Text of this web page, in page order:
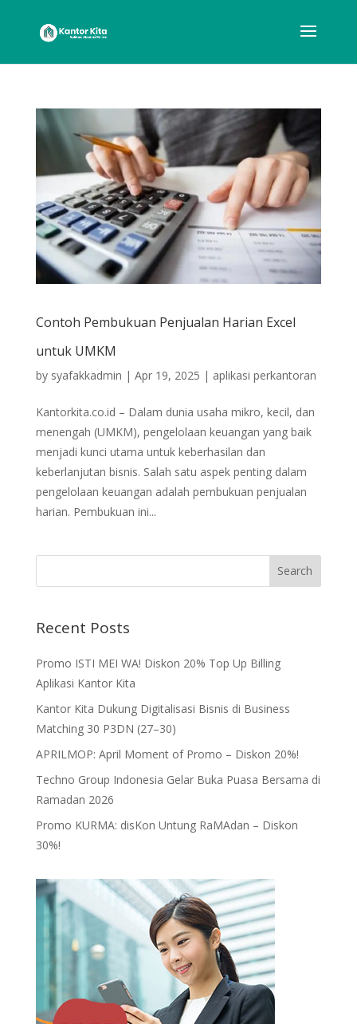
Contoh Pembukuan Penjualan Harian Excel
untuk UMKM
by syafakkadmin | Apr 19, 2025 | aplikasi perkantoran
Kantorkita.co.id – Dalam dunia usaha mikro, kecil, dan
menengah (UMKM), pengelolaan keuangan yang baik
menjadi kunci utama untuk keberhasilan dan
keberlanjutan bisnis. Salah satu aspek penting dalam
pengelolaan keuangan adalah pembukuan penjualan
harian. Pembukuan ini...
Recent Posts
Promo ISTI MEI WA! Diskon 20% Top Up Billing
Aplikasi Kantor Kita
Kantor Kita Dukung Digitalisasi Bisnis di Business
Matching 30 P3DN (27–30)
APRILMOP: April Moment of Promo – Diskon 20%!
Techno Group Indonesia Gelar Buka Puasa Bersama di
Ramadan 2026
Promo KURMA: disKon Untung RaMAdan – Diskon
30%!